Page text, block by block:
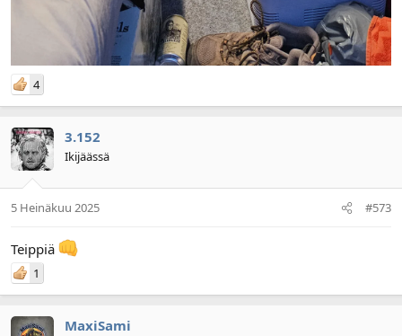
4
3.152
Ikijäässä
5 Heinäkuu 2025 #573
Teippiä
1
MaxiSami